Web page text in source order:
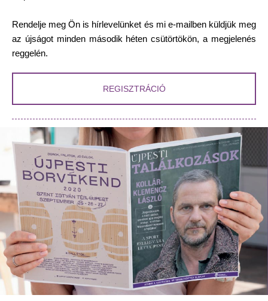
Rendelje meg Ön is hírlevelünket és mi e-mailben küldjük meg
az újságot minden második héten csütörtökön, a megjelenés
reggelén.
REGISZTRÁCIÓ